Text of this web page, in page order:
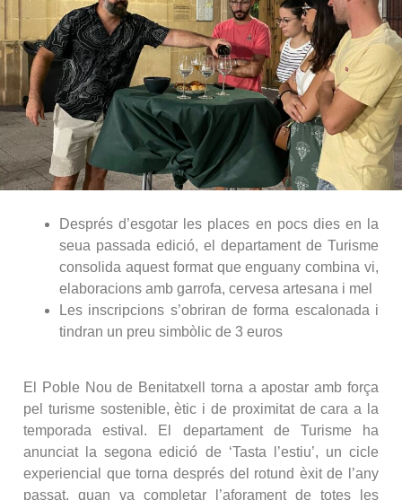
Després d’esgotar les places en pocs dies en la
seua passada edició, el departament de Turisme
consolida aquest format que enguany combina vi,
elaboracions amb garrofa, cervesa artesana i mel
Les inscripcions s’obriran de forma escalonada i
tindran un preu simbòlic de 3 euros
El Poble Nou de Benitatxell torna a apostar amb força
pel turisme sostenible, ètic i de proximitat de cara a la
temporada estival. El departament de Turisme ha
anunciat la segona edició de ‘Tasta l’estiu’, un cicle
experiencial que torna després del rotund èxit de l’any
passat, quan va completar l’aforament de totes les